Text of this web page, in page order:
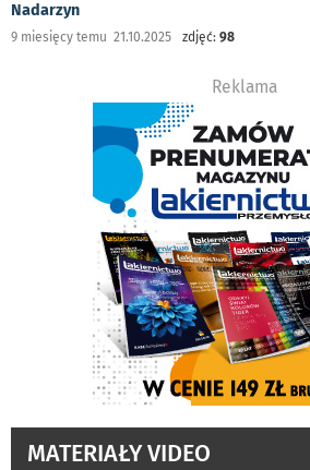
Nadarzyn
9 miesięcy temu 21.10.2025 zdjęć: 98
Reklama
MATERIAŁY VIDEO